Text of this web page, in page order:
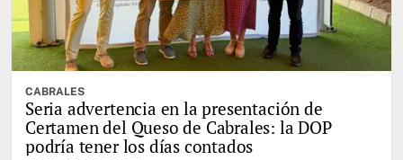
CABRALES
Seria advertencia en la presentación de
Certamen del Queso de Cabrales: la DOP
podría tener los días contados